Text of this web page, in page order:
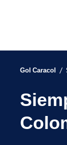
Gol Caracol /